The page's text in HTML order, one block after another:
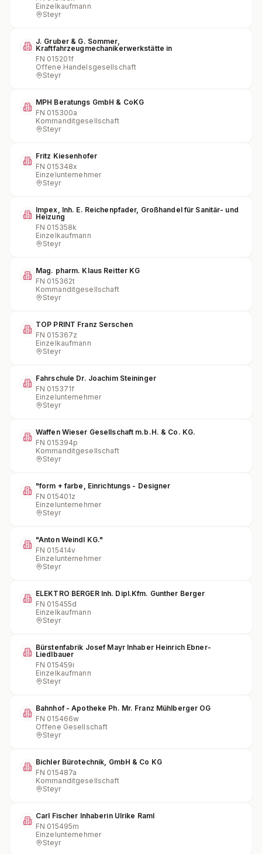
Einzelkaufmann
Steyr
J. Gruber & G. Sommer,
Kraftfahrzeugmechanikerwerkstätte in
FN 015201f
Offene Handelsgesellschaft
Steyr
MPH Beratungs GmbH & CoKG
FN 015300a
Kommanditgesellschaft
Steyr
Fritz Kiesenhofer
FN 015348x
Einzelunternehmer
Steyr
Impex, Inh. E. Reichenpfader, Großhandel für Sanitär- und
Heizung
FN 015358k
Einzelkaufmann
Steyr
Mag. pharm. Klaus Reitter KG
FN 015362t
Kommanditgesellschaft
Steyr
TOP PRINT Franz Serschen
FN 015367z
Einzelkaufmann
Steyr
Fahrschule Dr. Joachim Steininger
FN 015371f
Einzelunternehmer
Steyr
Waffen Wieser Gesellschaft m.b.H. & Co. KG.
FN 015394p
Kommanditgesellschaft
Steyr
"form + farbe, Einrichtungs - Designer
FN 015401z
Einzelunternehmer
Steyr
"Anton Weindl KG."
FN 015414v
Einzelunternehmer
Steyr
ELEKTRO BERGER Inh. Dipl.Kfm. Gunther Berger
FN 015455d
Einzelkaufmann
Steyr
Bürstenfabrik Josef Mayr Inhaber Heinrich Ebner-
Liedlbauer
FN 015459i
Einzelkaufmann
Steyr
Bahnhof - Apotheke Ph. Mr. Franz Mühlberger OG
FN 015466w
Offene Gesellschaft
Steyr
Bichler Bürotechnik, GmbH & Co KG
FN 015487a
Kommanditgesellschaft
Steyr
Carl Fischer Inhaberin Ulrike Raml
FN 015495m
Einzelunternehmer
Steyr